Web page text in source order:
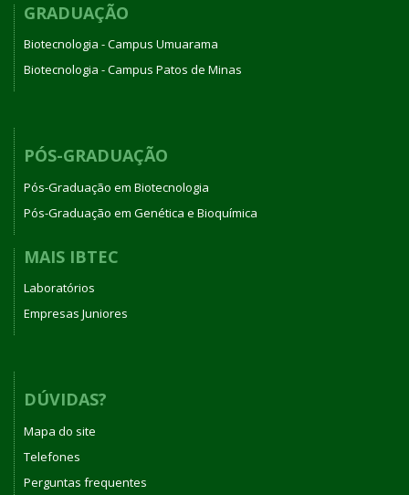
GRADUAÇÃO
Biotecnologia - Campus Umuarama
Biotecnologia - Campus Patos de Minas
PÓS-GRADUAÇÃO
Pós-Graduação em Biotecnologia
Pós-Graduação em Genética e Bioquímica
MAIS IBTEC
Laboratórios
Empresas Juniores
DÚVIDAS?
Mapa do site
Telefones
Perguntas frequentes